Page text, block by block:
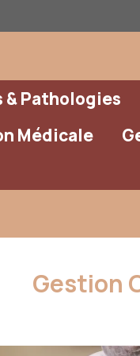
& Pathologies
Médicale
Gestion